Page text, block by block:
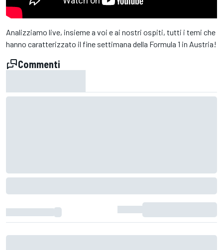
Analizziamo live, insieme a voi e ai nostri ospiti, tutti i temi che
hanno caratterizzato il fine settimana della Formula 1 in Austria!
Commenti